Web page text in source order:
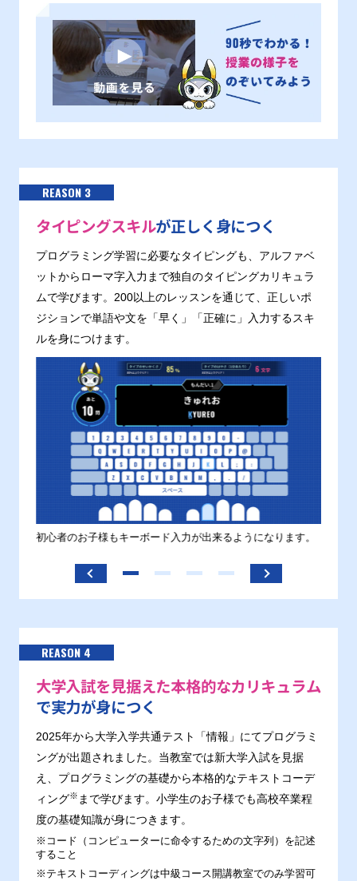
REASON 3
タイピングスキルが正しく身につく
プログラミング学習に必要なタイピングも、アルファベ
ットからローマ字入力まで独自のタイピングカリキュラ
ムで学びます。200以上のレッスンを通じて、正しいポ
ジションで単語や文を「早く」「正確に」入力するスキ
ルを身につけます。
初心者のお子様もキーボード入力が出来るようになります。
REASON 4
大学入試を見据えた本格的なカリキュラム
で実力が身につく
2025年から大学入学共通テスト「情報」にてプログラミ
ングが出題されました。当教室では新大学入試を見据
え、プログラミングの基礎から本格的なテキストコーデ
ィング※ まで学びます。小学生のお子様でも高校卒業程
度の基礎知識が身につきます。
※コード（コンピューターに命令するための文字列）を記述
すること
※テキストコーディングは中級コース開講教室でのみ学習可